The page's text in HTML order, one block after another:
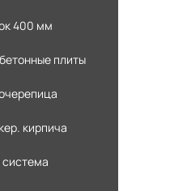
400 мм
плиты
кирпича